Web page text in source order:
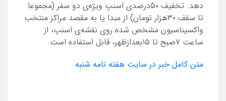
دهد. تخفیف ۵۰درصدی اسنپ ویژه‌ی دو سفر (مجموعا
تا سقف ۳۰هزار تومان) از مبدا یا به مقصد مراکز منتخب
واکسیناسیون مشخص شده روی نقشه‌ی اسنپ، از
ساعت ۷صبح تا ۱۵بعدازظهر، قابل استفاده است.
متن کامل خبر در سایت هفته نامه شنبه